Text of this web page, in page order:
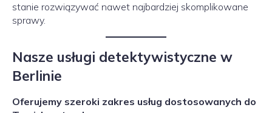
stanie rozwiązywać nawet najbardziej skomplikowane
sprawy.
Nasze usługi detektywistyczne w
Berlinie
Oferujemy szeroki zakres usług dostosowanych do